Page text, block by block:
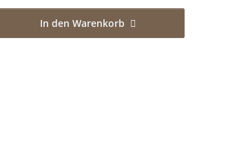
In den Warenkorb